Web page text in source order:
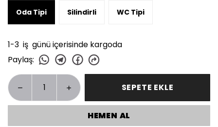
Oda Tipi Silindirli WC Tipi
1-3 iş günü içerisinde kargoda
Paylaş:
SEPETE EKLE
HEMEN AL